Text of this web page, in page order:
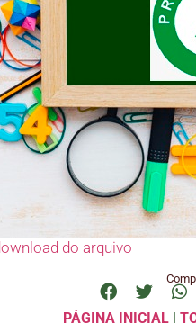
do arquivo
PÁGINA INICIAL |